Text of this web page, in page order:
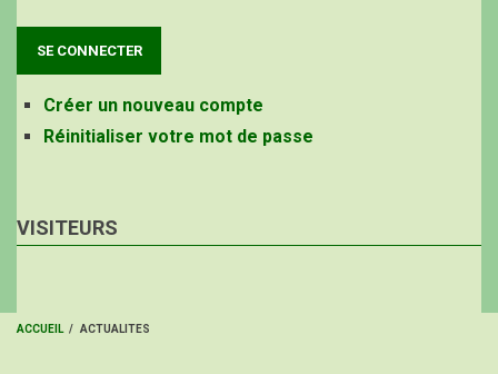
Créer un nouveau compte
Réinitialiser votre mot de passe
VISITEURS
ACCUEIL / ACTUALITES